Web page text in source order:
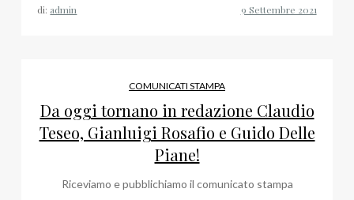
di: admin
COMUNICATI STAMPA
Da oggi tornano in redazione Claudio
Teseo, Gianluigi Rosafio e Guido Delle
Piane!
Riceviamo e pubblichiamo il comunicato stampa